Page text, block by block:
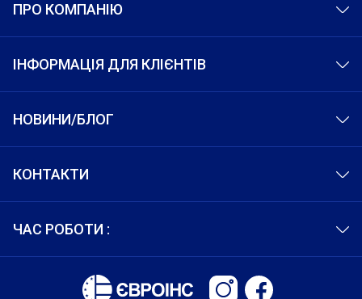
ПРО КОМПАНІЮ
ІНФОРМАЦІЯ ДЛЯ КЛІЄНТІВ
НОВИНИ/БЛОГ
КОНТАКТИ
ЧАС РОБОТИ :